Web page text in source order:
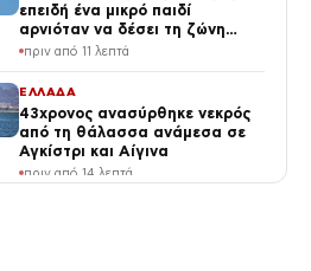
επειδή ένα μικρό παιδί
αρνιόταν να δέσει τη ζώνη
του – Δεκάδες επιβάτες
αεροδρόμιο
πριν από 11 λεπτά
ΕΛΛΑΔΑ
43χρονος ανασύρθηκε νεκρός
από τη θάλασσα ανάμεσα σε
Αγκίστρι και Αίγινα
πριν από 14 λεπτά